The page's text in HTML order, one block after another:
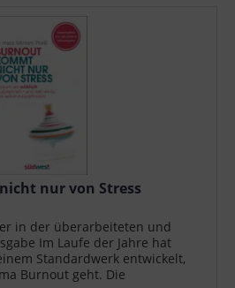
nur von Stress
in der überarbeiteten und
Im Laufe der Jahre hat
Standardwerk entwickelt,
Burnout geht. Die